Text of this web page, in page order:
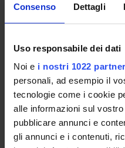
Consenso Dettagli
Uso responsabile dei dati
Noi e i nostri 1022 partner
personali, ad esempio il
tecnologie come i cookie
alle informazioni sul
pubblicare annunci e
gli annunci e i contenuti,
LOGOPEDIA E
PROTESI
COCLEARE E
Crediti
2
Periodo